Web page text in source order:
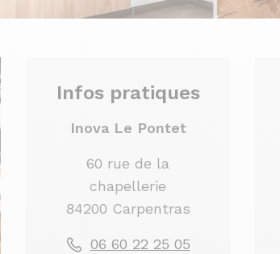
Infos pratiques
Inova Le Pontet
60 rue de la
chapellerie
84200 Carpentras
06 60 22 25 05